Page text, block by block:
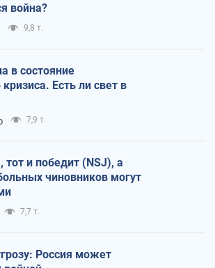
война?
9,8 т.
в состояние
Есть ли свет в
7,9 т.
и победит (NSJ), а
чиновников могут
7,7 т.
Россия может